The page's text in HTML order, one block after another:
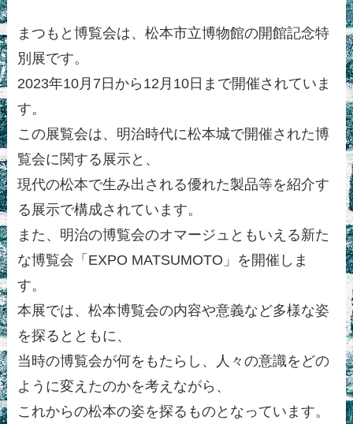
まつもと博覧会は、松本市立博物館の開館記念特
別展です。
2023年10月7日から12月10日まで開催されていま
す。
この展覧会は、明治時代に松本城で開催された博
覧会に関する展示と、
現代の松本で生み出される優れた製品等を紹介す
る展示で構成されています。
また、明治の博覧会のオマージュともいえる新た
な博覧会「EXPO MATSUMOTO」を開催しま
す。
本展では、松本博覧会の内容や意義など多様な姿
を探るとともに、
当時の博覧会が何をもたらし、人々の意識をどの
ように変えたのかを考えながら、
これからの松本の姿を探るものとなっています。